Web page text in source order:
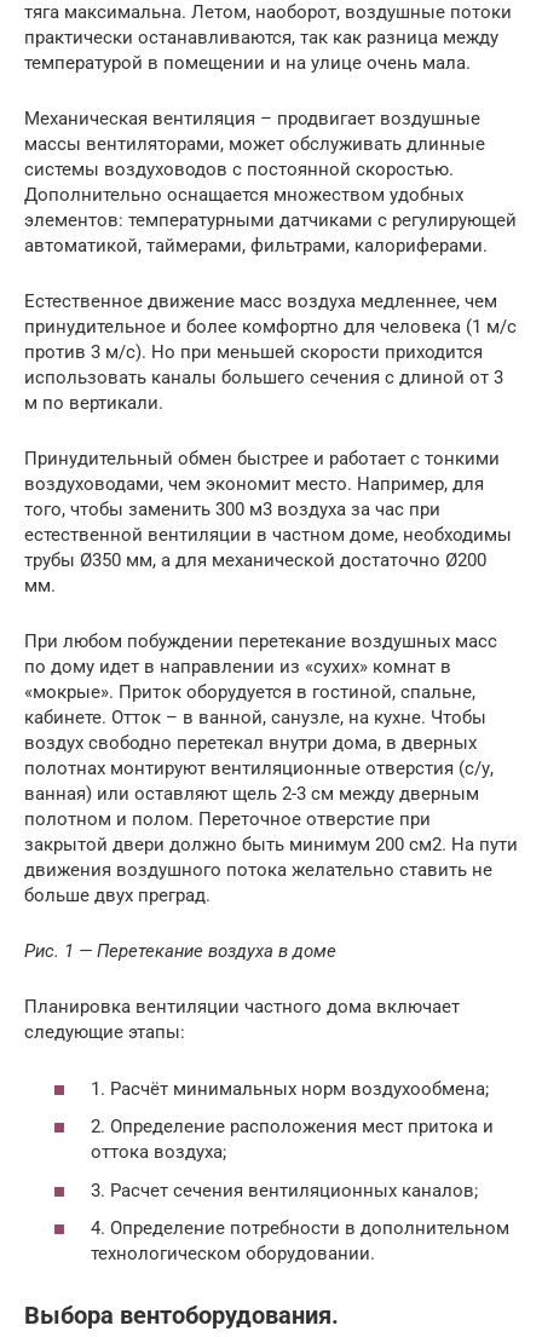
тяга максимальна. Летом, наоборот, воздушные потоки
практически останавливаются, так как разница между
температурой в помещении и на улице очень мала.
Механическая вентиляция – продвигает воздушные
массы вентиляторами, может обслуживать длинные
системы воздуховодов с постоянной скоростью.
Дополнительно оснащается множеством удобных
элементов: температурными датчиками с регулирующей
автоматикой, таймерами, фильтрами, калориферами.
Естественное движение масс воздуха медленнее, чем
принудительное и более комфортно для человека (1 м/с
против 3 м/с). Но при меньшей скорости приходится
использовать каналы большего сечения с длиной от 3
м по вертикали.
Принудительный обмен быстрее и работает с тонкими
воздуховодами, чем экономит место. Например, для
того, чтобы заменить 300 м3 воздуха за час при
естественной вентиляции в частном доме, необходимы
трубы Ø350 мм, а для механической достаточно Ø200
мм.
При любом побуждении перетекание воздушных масс
по дому идет в направлении из «сухих» комнат в
«мокрые». Приток оборудуется в гостиной, спальне,
кабинете. Отток – в ванной, санузле, на кухне. Чтобы
воздух свободно перетекал внутри дома, в дверных
полотнах монтируют вентиляционные отверстия (с/у,
ванная) или оставляют щель 2-3 см между дверным
полотном и полом. Переточное отверстие при
закрытой двери должно быть минимум 200 см2. На пути
движения воздушного потока желательно ставить не
больше двух преград.
Рис. 1 — Перетекание воздуха в доме
Планировка вентиляции частного дома включает
следующие этапы:
1. Расчёт минимальных норм воздухообмена;
2. Определение расположения мест притока и
оттока воздуха;
3. Расчет сечения вентиляционных каналов;
4. Определение потребности в дополнительном
технологическом оборудовании.
Выбора вентоборудования.